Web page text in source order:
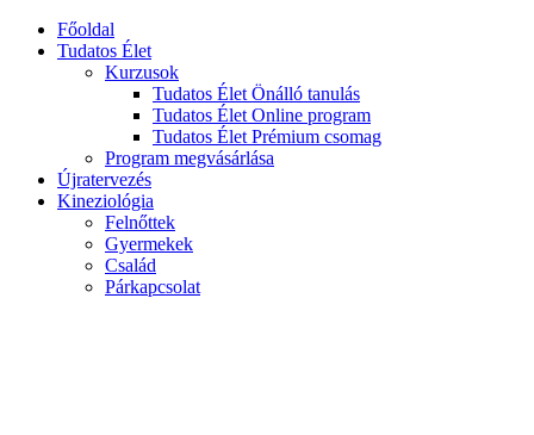
Főoldal
Tudatos Élet
Kurzusok
Tudatos Élet Önálló tanulás
Tudatos Élet Online program
Tudatos Élet Prémium csomag
Program megvásárlása
Újratervezés
Kineziológia
Felnőttek
Gyermekek
Család
Párkapcsolat